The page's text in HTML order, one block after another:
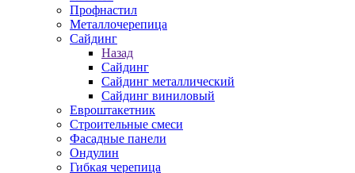
Профнастил
Металлочерепица
Сайдинг
Назад
Сайдинг
Сайдинг металлический
Сайдинг виниловый
Евроштакетник
Строительные смеси
Фасадные панели
Ондулин
Гибкая черепица